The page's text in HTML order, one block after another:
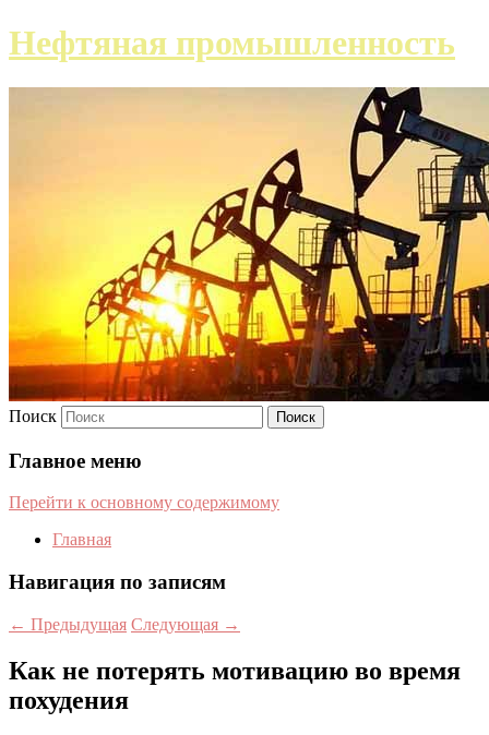
Нефтяная промышленность
Поиск
Главное меню
Перейти к основному содержимому
Главная
Навигация по записям
← Предыдущая Следующая →
Как не потерять мотивацию во время
похудения